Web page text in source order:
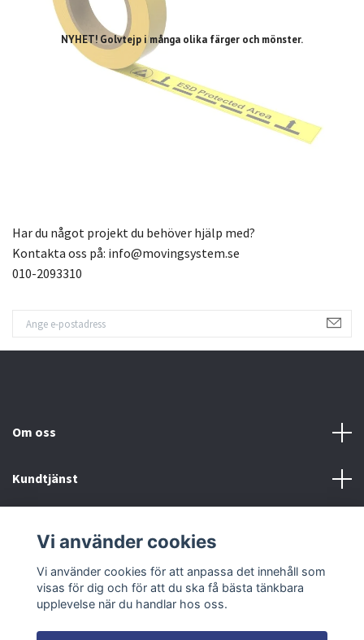
NYHET! Golvtejp i många olika färger och mönster.
Har du något projekt du behöver hjälp med?
Kontakta oss på: info@movingsystem.se
010-2093310
Om oss
Kundtjänst
Sociala medier
Vi använder cookies
Vi använder cookies för att anpassa det innehåll som
visas för dig och för att du ska få bästa tänkbara
upplevelse när du handlar hos oss.